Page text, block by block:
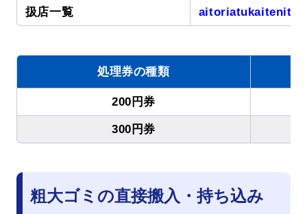
扱店一覧
処理券の種類
200円券
300円券
粗大ゴミの直接搬入・持ち込み